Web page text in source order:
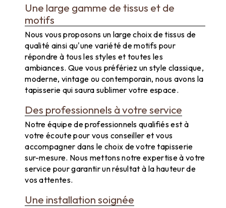
Une large gamme de tissus et de
motifs
Nous vous proposons un large choix de tissus de
qualité ainsi qu'une variété de motifs pour
répondre à tous les styles et toutes les
ambiances. Que vous préfériez un style classique,
moderne, vintage ou contemporain, nous avons la
tapisserie qui saura sublimer votre espace.
Des professionnels à votre service
Notre équipe de professionnels qualifiés est à
votre écoute pour vous conseiller et vous
accompagner dans le choix de votre tapisserie
sur-mesure. Nous mettons notre expertise à votre
service pour garantir un résultat à la hauteur de
vos attentes.
Une installation soignée